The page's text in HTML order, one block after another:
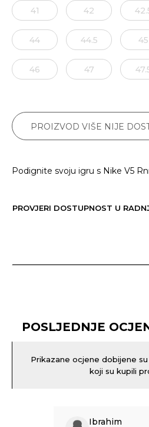
41
41
42
44 44.5 45
46 47
PROIZVOD VIŠE NIJE
Podignite svoju igru s Nike V5
PROVJERI DOSTUPNOST U
POSLJEDNJE
Prikazane ocjene dobijene
koji su kupili
Ibrahim